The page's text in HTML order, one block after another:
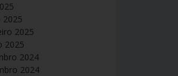
2025
2025
2025
2024
2024